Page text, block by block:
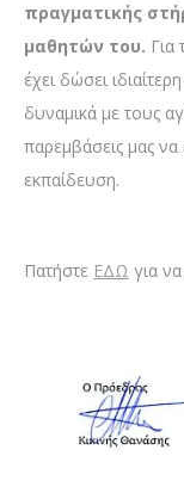
πραγματικής
μαθητών του.
έχει δώσει
δυναμικά με τους
παρεμβάσεις μας
εκπαίδευση.
Πατήστε ΕΔΩ για